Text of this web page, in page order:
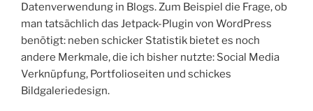
Datenverwendung in Blogs. Zum Beispiel die Frage, ob
man tatsächlich das Jetpack-Plugin von WordPress
benötigt: neben schicker Statistik bietet es noch
andere Merkmale, die ich bisher nutzte: Social Media
Verknüpfung, Portfolioseiten und schickes
Bildgaleriedesign.